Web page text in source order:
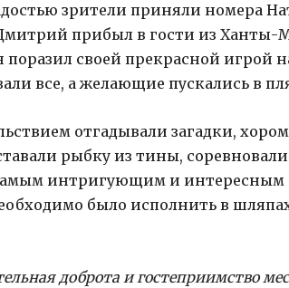
зрители приняли номера
прибыл в гости из Ханты-
поразил своей прекрасной игрой
все, а желающие пускались в
отгадывали загадки,
рыбку из тины,
интригующим и интересным
было исполнить в
доброта и гостеприимство